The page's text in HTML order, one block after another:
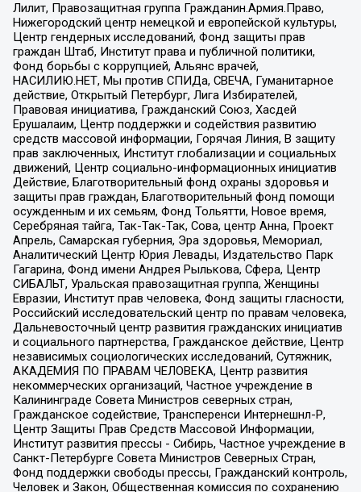
Лилит, Правозащитная группа Гражданин.Армия.Право,
Нижегородский центр немецкой и европейской культуры,
Центр гендерных исследований, Фонд защиты прав
граждан Штаб, Институт права и публичной политики,
Фонд борьбы с коррупцией, Альянс врачей,
НАСИЛИЮ.НЕТ, Мы против СПИДа, СВЕЧА, Гуманитарное
действие, Открытый Петербург, Лига Избирателей,
Правовая инициатива, Гражданский Союз, Хасдей
Ерушалаим, Центр поддержки и содействия развитию
средств массовой информации, Горячая Линия, В защиту
прав заключенных, Институт глобализации и социальных
движений, Центр социально-информационных инициатив
Действие, Благотворительный фонд охраны здоровья и
защиты прав граждан, Благотворительный фонд помощи
осужденным и их семьям, Фонд Тольятти, Новое время,
Серебряная тайга, Так-Так-Так, Сова, центр Анна, Проект
Апрель, Самарская губерния, Эра здоровья, Мемориал,
Аналитический Центр Юрия Левады, Издательство Парк
Гагарина, Фонд имени Андрея Рылькова, Сфера, Центр
СИБАЛЬТ, Уральская правозащитная группа, Женщины
Евразии, Институт прав человека, Фонд защиты гласности,
Российский исследовательский центр по правам человека,
Дальневосточный центр развития гражданских инициатив
и социального партнерства, Гражданское действие, Центр
независимых социологических исследований, Сутяжник,
АКАДЕМИЯ ПО ПРАВАМ ЧЕЛОВЕКА, Центр развития
некоммерческих организаций, Частное учреждение в
Калининграде Совета Министров северных стран,
Гражданское содействие, Трансперенси Интернешнл-Р,
Центр Защиты Прав Средств Массовой Информации,
Институт развития прессы - Сибирь, Частное учреждение в
Санкт-Петербурге Совета Министров Северных Стран,
Фонд поддержки свободы прессы, Гражданский контроль,
Человек и Закон, Общественная комиссия по сохранению